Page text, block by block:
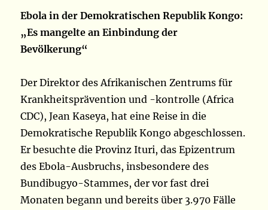
Ebola in der Demokratischen Republik Kongo:
„Es mangelte an Einbindung der
Bevölkerung“
Der Direktor des Afrikanischen Zentrums für
Krankheitsprävention und -kontrolle (Africa
CDC), Jean Kaseya, hat eine Reise in die
Demokratische Republik Kongo abgeschlossen.
Er besuchte die Provinz Ituri, das Epizentrum
des Ebola-Ausbruchs, insbesondere des
Bundibugyo-Stammes, der vor fast drei
Monaten begann und bereits über 3.970 Fälle